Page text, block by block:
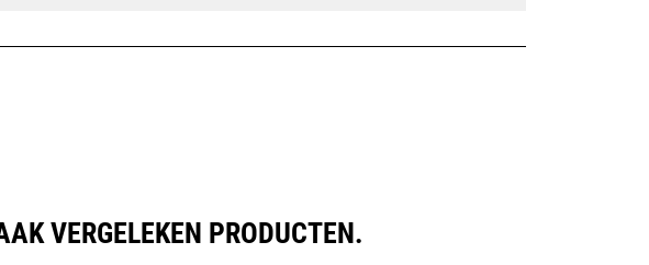
VERGELEKEN PRODUCTEN.